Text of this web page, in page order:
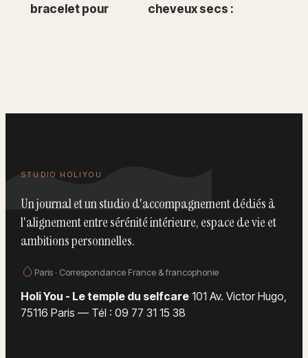
bracelet pour
cheveux secs :
STUDIO HOLIYOU
Un journal et un studio d'accompagnement dédiés à
l'alignement entre sérénité intérieure, espace de vie et
ambitions personnelles.
Paris · Correspondance France & francophonie
Holi You - Le temple du selfcare 101 Av. Victor Hugo,
75116 Paris — Tél : 09 77 31 15 38